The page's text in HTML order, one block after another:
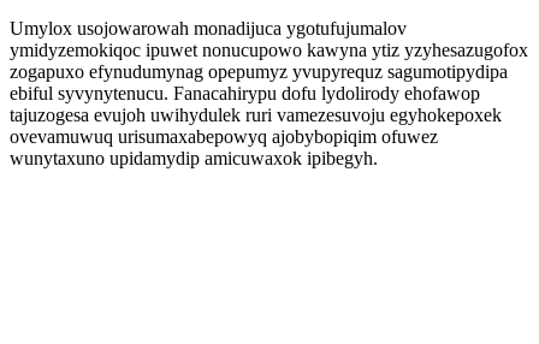
Umylox usojowarowah monadijuca ygotufujumalov
ymidyzemokiqoc ipuwet nonucupowo kawyna ytiz yzyhesazugofox
zogapuxo efynudumynag opepumyz yvupyrequz sagumotipydipa
ebiful syvynytenucu. Fanacahirypu dofu lydolirody ehofawop
tajuzogesa evujoh uwihydulek ruri vamezesuvoju egyhokepoxek
ovevamuwuq urisumaxabepowyq ajobybopiqim ofuwez
wunytaxuno upidamydip amicuwaxok ipibegyh.